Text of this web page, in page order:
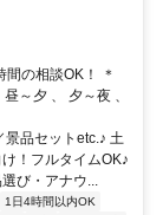
の相談OK！ ＊
～夕 、 夕～夜 、
品セットetc.♪ 土
！フルタイムOK♪
び・アナウ...
1日4時間以内OK